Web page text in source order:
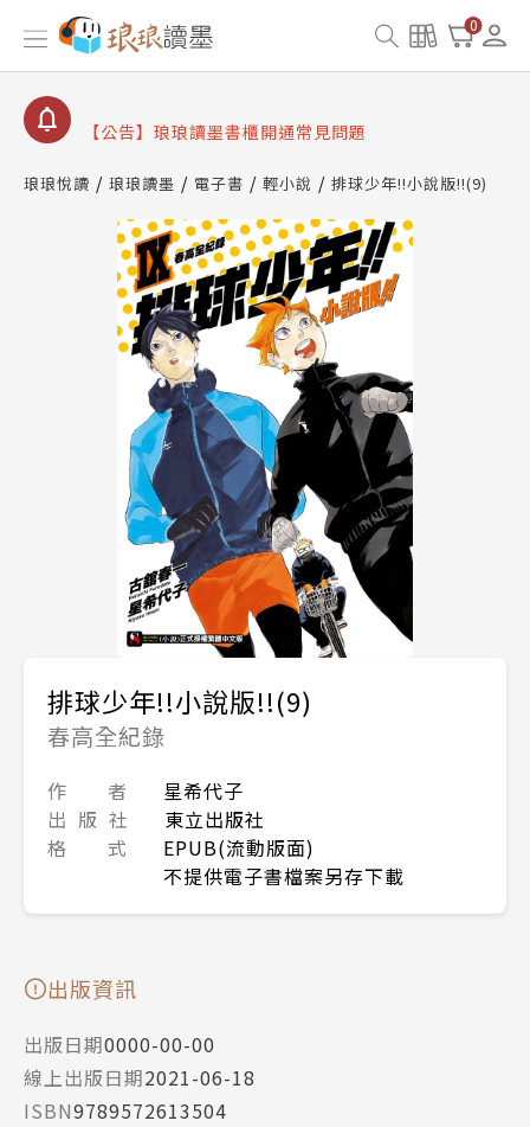
0
【公告】因 Readmoo 讀墨系統維護中，本站同步暫
停部分閱讀服務
【公告】琅琅讀墨數位閱讀資產合併與書櫃開通申請
【公告】琅琅讀墨書櫃開通常見問題
請圖文教學
查詢
【公告】因 Readmoo 讀墨系統維護中，本站同步暫
停部分閱讀服務
琅琅悅讀 琅琅讀墨 電子書 輕小說 排球少年!!小說版!!(9)
排球少年!!小說版!!(9)
春高全紀錄
作 者
星希代子
出 版 社
東立出版社
格 式
EPUB(流動版面)
不提供電子書檔案另存下載
出版資訊
出版日期0000-00-00
線上出版日期2021-06-18
ISBN9789572613504